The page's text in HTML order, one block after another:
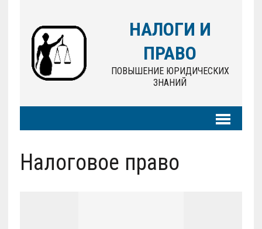
НАЛОГИ И
ПРАВО
ПОВЫШЕНИЕ ЮРИДИЧЕСКИХ
ЗНАНИЙ
Налоговое право